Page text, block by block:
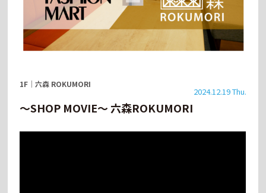
1F ｜六森 ROKUMORI
2024.12.19 Thu.
～SHOP MOVIE～ 六森ROKUMORI